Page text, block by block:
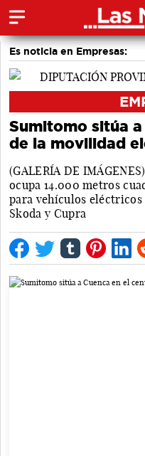
Es noticia en Empresas:
Sumitomo sitúa
de la movilidad
(GALERÍA DE
ocupa 14.000 metros
para vehículos eléctricos
Skoda y Cupra